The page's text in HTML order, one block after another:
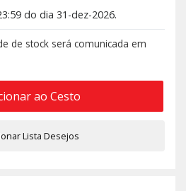
do dia 31-dez-2026.
de stock será comunicada em
ao Cesto
Lista Desejos